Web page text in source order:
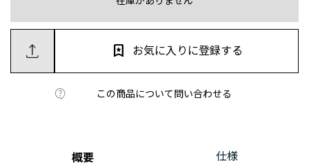
この商品について問い合わせる
お気に入りに登録する
概要 仕様